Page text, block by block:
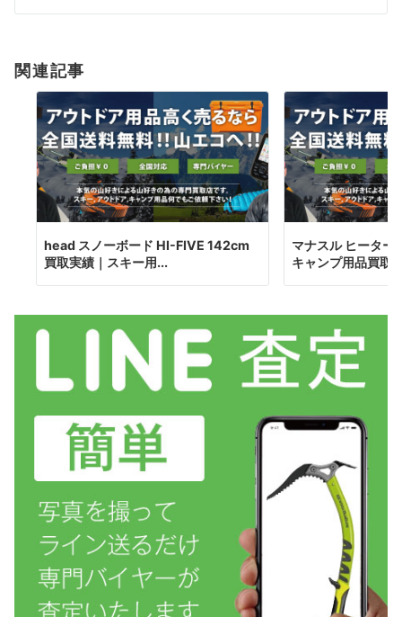
シ
ン
関連記事
head スノーボード HI-FIVE 142cm
買取実績｜スキー用...
マナスル ヒーター
キャンプ用品買取